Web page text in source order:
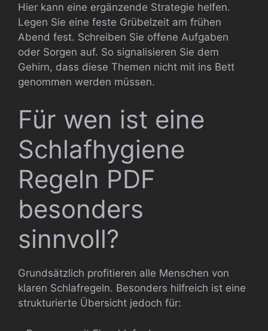
Hier kann eine ergänzende Strategie helfen.
Legen Sie eine feste Grübelzeit am frühen
Abend fest. Schreiben Sie offene Aufgaben
oder Sorgen auf. So signalisieren Sie dem
Gehirn, dass diese Themen nicht mit ins Bett
genommen werden müssen.
Für wen ist eine
Schlafhygiene
Regeln PDF
besonders
sinnvoll?
Grundsätzlich profitieren alle Menschen von
klaren Schlafregeln. Besonders hilfreich ist eine
strukturierte Übersicht jedoch für: